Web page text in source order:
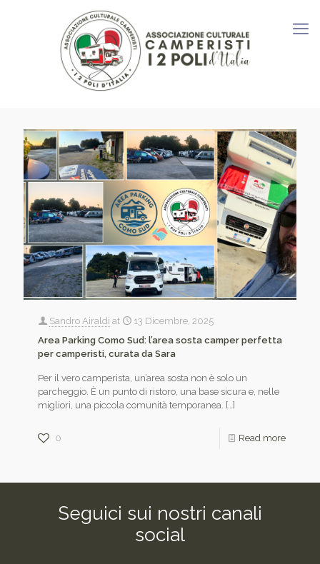
Sandro Airaldi at
13 Dicembre, 2025
Area Parking Como Sud: l’area sosta camper perfetta
per camperisti, curata da Sara
Per il vero camperista, un’area sosta non è solo un
parcheggio. È un punto di ristoro, una base sicura e, nelle
migliori, una piccola comunità temporanea. […]
0 Read more
Seguici sui nostri canali
social